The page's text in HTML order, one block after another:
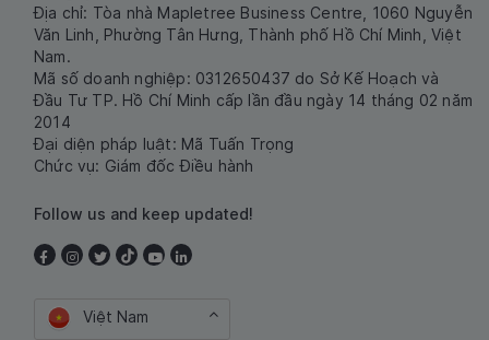
Địa chỉ: Tòa nhà Mapletree Business Centre, 1060 Nguyễn
Văn Linh, Phường Tân Hưng, Thành phố Hồ Chí Minh, Việt
Nam.
Mã số doanh nghiệp: 0312650437 do Sở Kế Hoạch và
Đầu Tư TP. Hồ Chí Minh cấp lần đầu ngày 14 tháng 02 năm
2014
Đại diện pháp luật: Mã Tuấn Trọng
Chức vụ: Giám đốc Điều hành
Follow us and keep updated!
Việt Nam